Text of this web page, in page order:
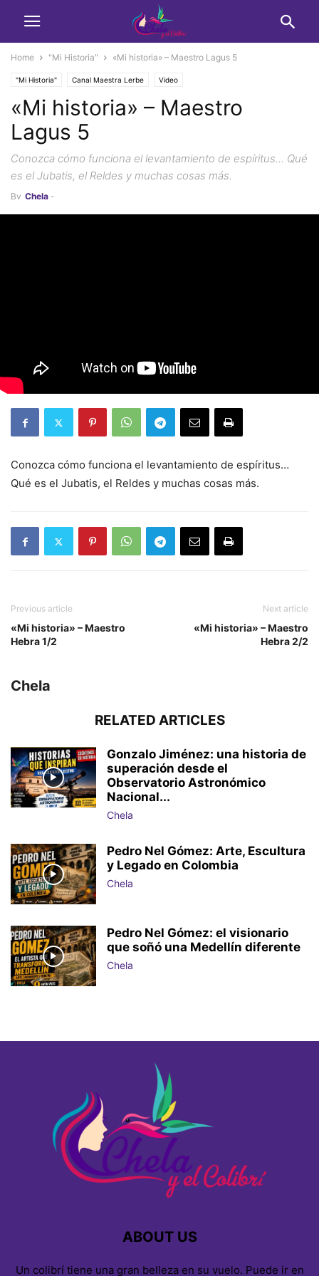
Home "Mi Historia" «Mi historia» – Maestro Lagus 5
"Mi Historia" Canal Maestra Lerbe Video
«Mi historia» – Maestro
Lagus 5
Conozca cómo funciona el levantamiento de espíritus... Qué
es el Jubatis, el Reldes y muchas cosas más.
By Chela -
Conozca cómo funciona el levantamiento de espíritus…
Qué es el Jubatis, el Reldes y muchas cosas más.
Previous article
«Mi historia» – Maestro
Hebra 1/2
Next article
«Mi historia» – Maestro
Hebra 2/2
Chela
RELATED ARTICLES
Gonzalo Jiménez: una historia de
superación desde el
Observatorio Astronómico
Nacional...
Chela
Pedro Nel Gómez: Arte, Escultura
y Legado en Colombia
Chela
Pedro Nel Gómez: el visionario
que soñó una Medellín diferente
Chela
ABOUT US
Un colibrí tiene una gran belleza en su vuelo. Puede ir en